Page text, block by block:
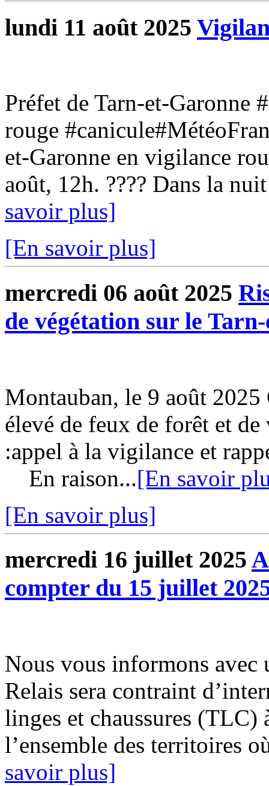
lundi 11 août 2025
Préfet de Tarn-et-Garonne
rouge
et-Garonne en vigilance
août, 12h. ???? Dans la
savoir plus]
[En savoir plus]
mercredi 06 août 2025
de végétation sur le
Montauban, le 9 août 2025
élevé de feux de forêt et
:appel à la vigilance et
En raison...[En savoir
[En savoir plus]
mercredi 16 juillet 2025
compter du 15 juillet
Nous vous informons avec
Relais sera contraint
linges et chaussures (TLC)
l’ensemble des territoires
savoir plus]